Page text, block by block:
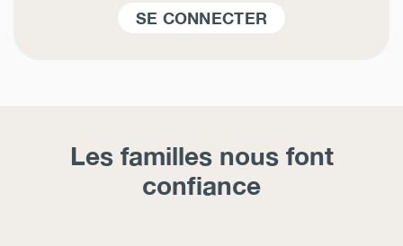
SE CONNECTER
Les familles nous font
confiance